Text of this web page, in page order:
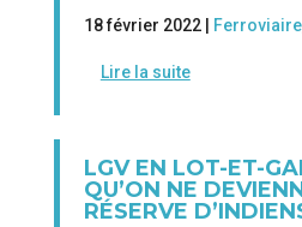
18 février 2022 | Ferroviaire
Lire la suite
LGV EN LOT-ET-
QU’ON NE
RÉSERVE